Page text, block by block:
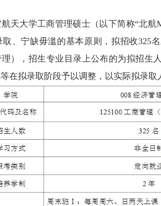
天大学工商管理硕士（以下简称“北航
、宁缺毋滥的基本原则，拟招收325
理），招生专业目录上公布的为拟招生
在拟录取阶段予以调整，以实际拟录取